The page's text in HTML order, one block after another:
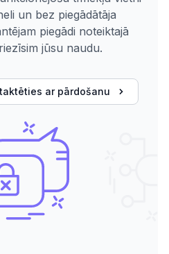
un bez piegādātāja
piegādi noteiktajā
jūsu naudu.
ar pārdošanu